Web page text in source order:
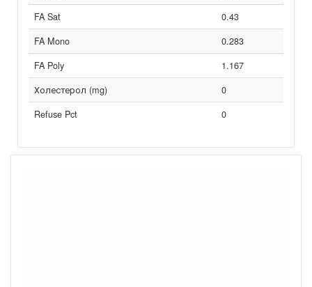
FA Sat
0.43
FA Mono
0.283
FA Poly
1.167
Холестерол (mg)
0
Refuse Pct
0